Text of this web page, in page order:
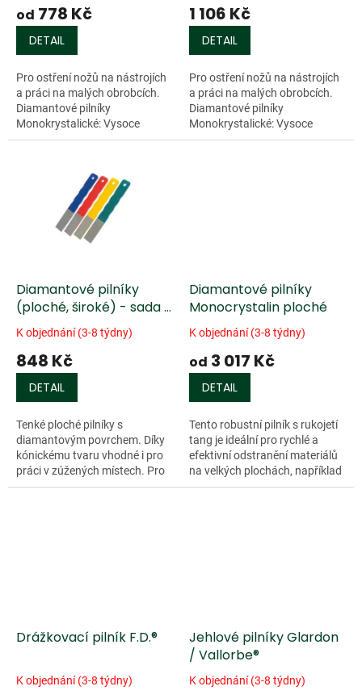
od 778 Kč
DETAIL
Pro ostření nožů na nástrojích
a práci na malých obrobcích.
Diamantové pilníky
Monokrystalické: Vysoce
kvalitní diamantové pilníky s
1 106 Kč
DETAIL
Pro ostření nožů na nástrojích
a práci na malých obrobcích.
Diamantové pilníky
Monokrystalické: Vysoce
kvalitní diamantové pilníky s
Diamantové pilníky
(ploché, široké) - sada 4
ks
K objednání (3-8 týdny)
848 Kč
DETAIL
Tenké ploché pilníky s
diamantovým povrchem. Díky
kónickému tvaru vhodné i pro
práci v zúžených místech. Pro
ostření nožů a nástrojů a také
Diamantové pilníky
Monocrystalin ploché
K objednání (3-8 týdny)
od 3 017 Kč
DETAIL
Tento robustní pilník s rukojetí
tang je ideální pro rychlé a
efektivní odstranění materiálů
na velkých plochách, například
na kalených polotovarů nožů.
Drážkovací pilník F.D.®
K objednání (3-8 týdny)
Jehlové pilníky Glardon
/ Vallorbe®
K objednání (3-8 týdny)